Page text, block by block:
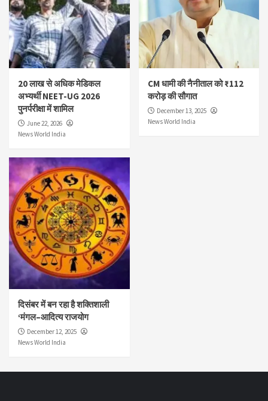
20 लाख से अधिक मेडिकल
अभ्यर्थी NEET-UG 2026
पुनर्परीक्षा में शामिल
June 22, 2026
News World India
CM धामी की नैनीताल को ₹112
करोड़ की सौगात
December 13, 2025
News World India
दिसंबर में बन रहा है शक्तिशाली
‘मंगल–आदित्य राजयोग
December 12, 2025
News World India